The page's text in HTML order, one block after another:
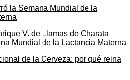
V. de Llamas de Charata
Mundial de la Lactancia Materna